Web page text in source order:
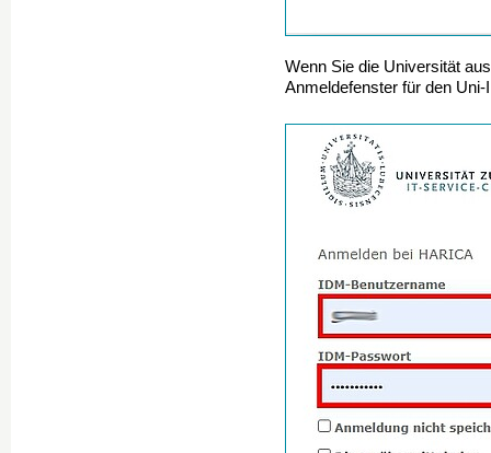
Wenn Sie die Universität
Anmeldefenster für den